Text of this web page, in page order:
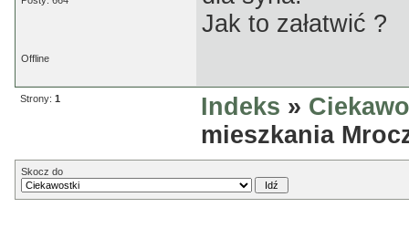
Jak to załatwić ?
Offline
Strony: 1 Indeks »
mieszkania
Skocz do